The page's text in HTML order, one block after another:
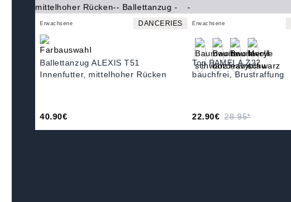
Erwachsene DANCERIES
Ballettanzug ALEXIS T51
Innenfutter, mittelhoher Rücken
40.90€
Erwachsene
Top PAMELA Z22
bauchfrei, Brustraffung
22.90€ 28.95*